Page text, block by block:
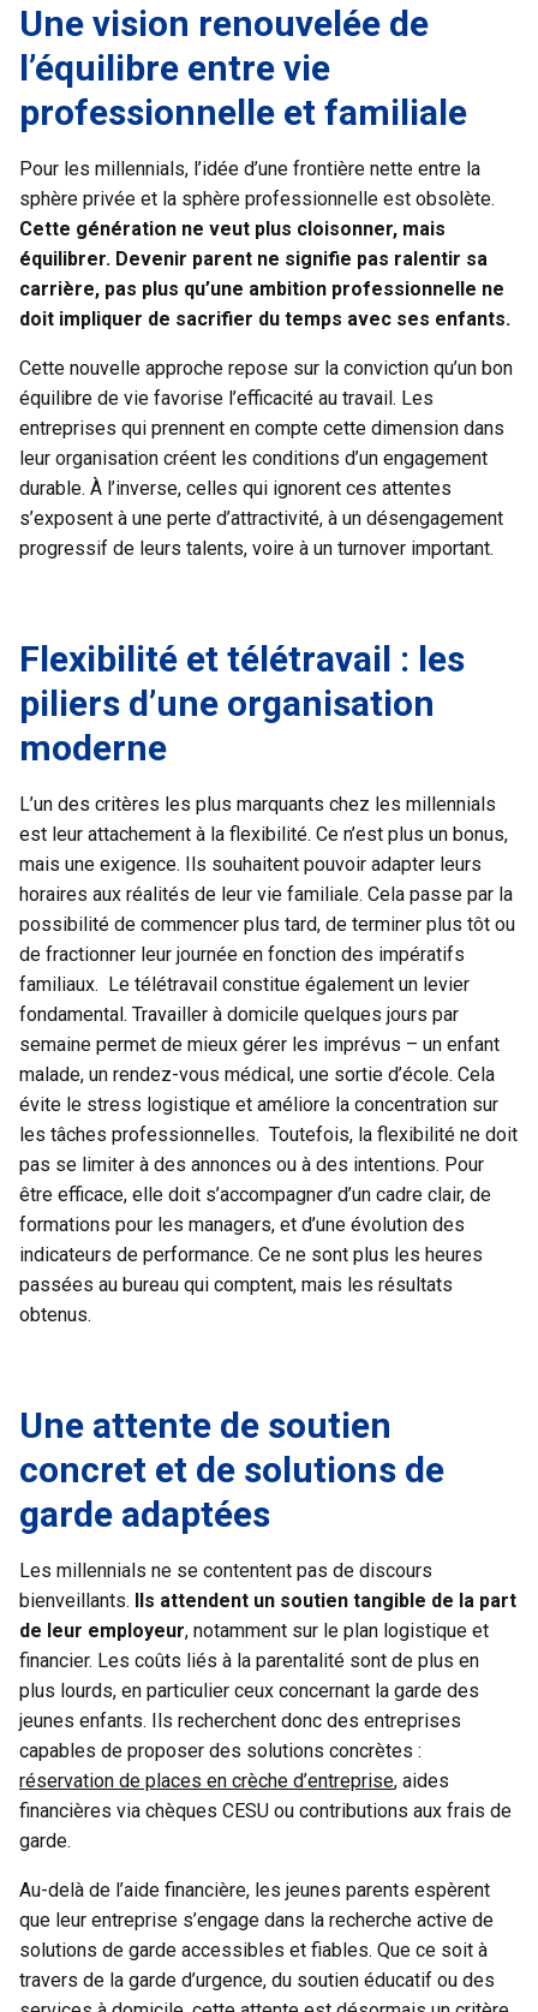
Une vision renouvelée de
l’équilibre entre vie
professionnelle et familiale
Pour les millennials, l’idée d’une frontière nette entre la
sphère privée et la sphère professionnelle est obsolète.
Cette génération ne veut plus cloisonner, mais
équilibrer. Devenir parent ne signifie pas ralentir sa
carrière, pas plus qu’une ambition professionnelle ne
doit impliquer de sacrifier du temps avec ses enfants.
Cette nouvelle approche repose sur la conviction qu’un bon
équilibre de vie favorise l’efficacité au travail. Les
entreprises qui prennent en compte cette dimension dans
leur organisation créent les conditions d’un engagement
durable. À l’inverse, celles qui ignorent ces attentes
s’exposent à une perte d’attractivité, à un désengagement
progressif de leurs talents, voire à un turnover important.
Flexibilité et télétravail : les
piliers d’une organisation
moderne
L’un des critères les plus marquants chez les millennials
est leur attachement à la flexibilité. Ce n’est plus un bonus,
mais une exigence. Ils souhaitent pouvoir adapter leurs
horaires aux réalités de leur vie familiale. Cela passe par la
possibilité de commencer plus tard, de terminer plus tôt ou
de fractionner leur journée en fonction des impératifs
familiaux. Le télétravail constitue également un levier
fondamental. Travailler à domicile quelques jours par
semaine permet de mieux gérer les imprévus – un enfant
malade, un rendez-vous médical, une sortie d’école. Cela
évite le stress logistique et améliore la concentration sur
les tâches professionnelles. Toutefois, la flexibilité ne doit
pas se limiter à des annonces ou à des intentions. Pour
être efficace, elle doit s’accompagner d’un cadre clair, de
formations pour les managers, et d’une évolution des
indicateurs de performance. Ce ne sont plus les heures
passées au bureau qui comptent, mais les résultats
obtenus.
Une attente de soutien
concret et de solutions de
garde adaptées
Les millennials ne se contentent pas de discours
bienveillants. Ils attendent un soutien tangible de la part
de leur employeur, notamment sur le plan logistique et
financier. Les coûts liés à la parentalité sont de plus en
plus lourds, en particulier ceux concernant la garde des
jeunes enfants. Ils recherchent donc des entreprises
capables de proposer des solutions concrètes :
réservation de places en crèche d’entreprise, aides
financières via chèques CESU ou contributions aux frais de
garde.
Au-delà de l’aide financière, les jeunes parents espèrent
que leur entreprise s’engage dans la recherche active de
solutions de garde accessibles et fiables. Que ce soit à
travers de la garde d’urgence, du soutien éducatif ou des